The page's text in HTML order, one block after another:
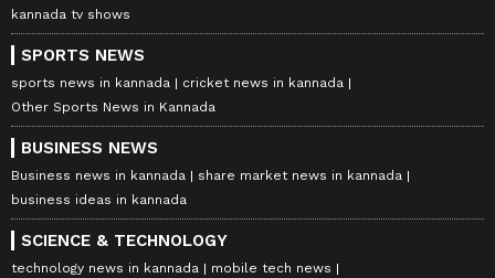
kannada tv shows
SPORTS NEWS
sports news in kannada
cricket news in kannada
Other Sports News in Kannada
BUSINESS NEWS
Business news in kannada
share market news in kannada
business ideas in kannada
SCIENCE & TECHNOLOGY
technology news in kannada
mobile tech news